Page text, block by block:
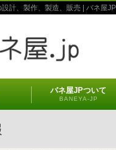
計、製作、製造、販売 | バネ屋JP
バネ屋JPついて
BANEYA-JP